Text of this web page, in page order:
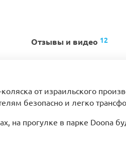
Отзывы и видео 12
от израильского
безопасно и легко
на прогулке в парке